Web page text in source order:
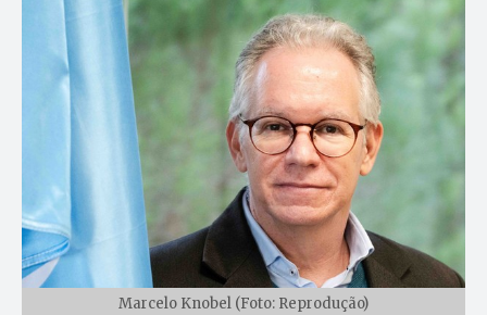
Marcelo Knobel (Foto: Reprodução)